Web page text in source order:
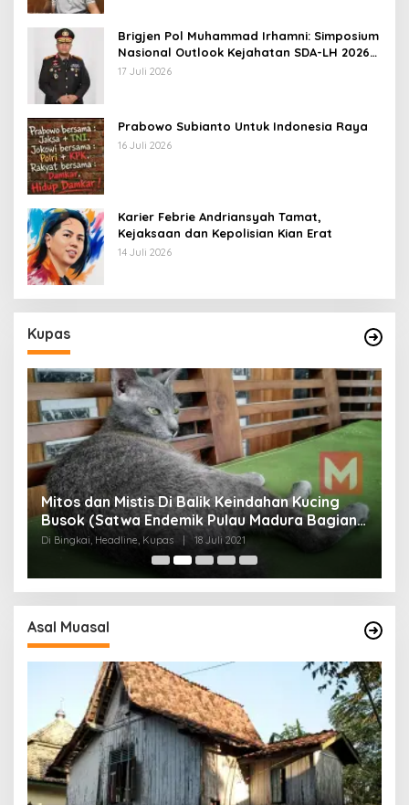
Brigjen Pol Muhammad Irhamni: Simposium
Nasional Outlook Kejahatan SDA-LH 2026–
2030 Beri Banyak Masukan Bagi APH
17 Juli 2026
Prabowo Subianto Untuk Indonesia Raya
16 Juli 2026
Karier Febrie Andriansyah Tamat,
Kejaksaan dan Kepolisian Kian Erat
14 Juli 2026
Kupas
Mitos dan Mistis Di Balik Keindahan Kucing
Busok (Satwa Endemik Pulau Madura Bagian
I)
Di Bingkai, Headline, Kupas | 18 Juli 2021
Asal Muasal